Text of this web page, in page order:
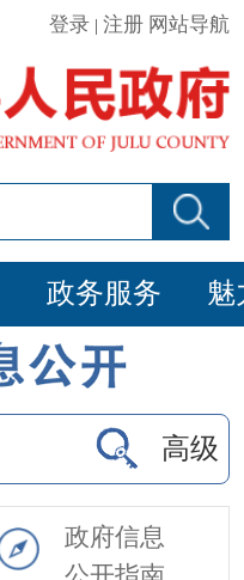
登录 |注册 网站导航
政务服务 魅
高级
政府信息